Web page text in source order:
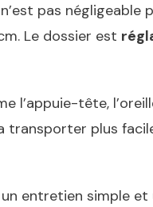
pas négligeable
Le dossier est
l’appuie-tête,
transporter plus
un entretien simple